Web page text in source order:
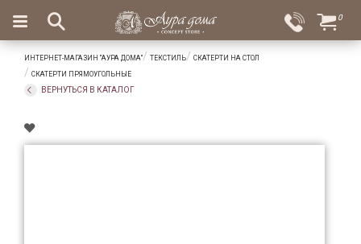
Вход
Избранное
×
Салоны
Доставка
Оплата
Ароматы
0
ИНТЕРНЕТ-МАГАЗИН "АУРА ДОМА" ТЕКСТИЛЬ
СКАТЕРТИ НА СТОЛ
СКАТЕРТИ ПРЯМОУГОЛЬНЫЕ
ВЕРНУТЬСЯ В КАТАЛОГ